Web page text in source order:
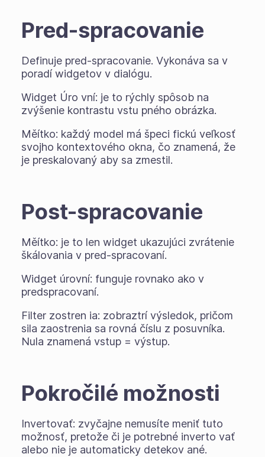
Pred-spracovanie
Definuje pred-spracovanie. Vykonáva sa v
poradí widgetov v dialógu.
Widget Úro vní: je to rýchly spôsob na
zvýšenie kontrastu vstu pného obrázka.
Měítko: každý model má špeci fickú veľkosť
svojho kontextového okna, čo znamená, že
je preskalovaný aby sa zmestil.
Post-spracovanie
Měítko: je to len widget ukazujúci zvrátenie
škálovania v pred-spracovaní.
Widget úrovní: funguje rovnako ako v
predspracovaní.
Filter zostren ia: zobraztrí výsledok, pričom
sila zaostrenia sa rovná číslu z posuvníka.
Nula znamená vstup = výstup.
Pokročilé možnosti
Invertovať: zvyčajne nemusíte meniť tuto
možnosť, pretože či je potrebné inverto vať
alebo nie je automaticky detekov ané.